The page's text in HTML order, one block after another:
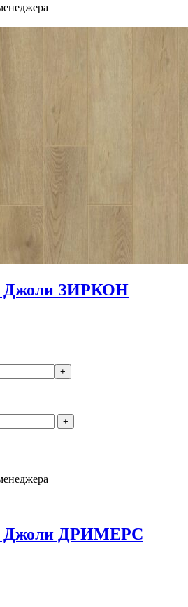
Джоли ЗИРКОН
+
+
Джоли ДРИМЕРС